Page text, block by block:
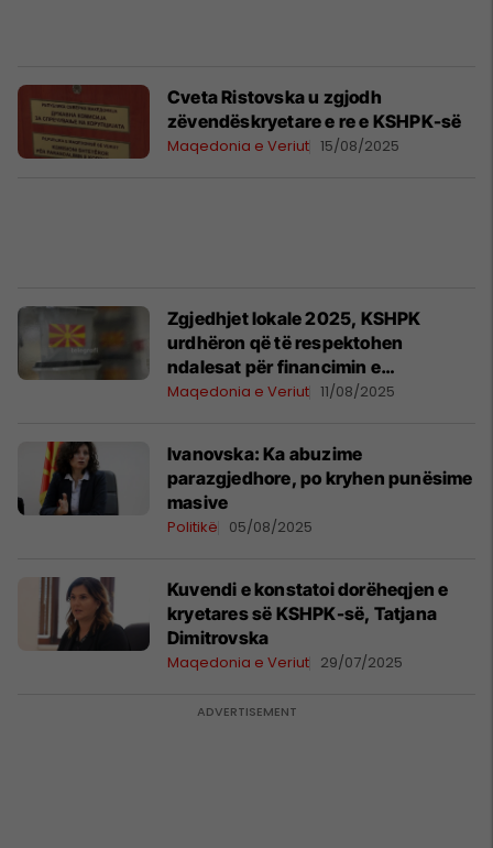
Cveta Ristovska u zgjodh
zëvendëskryetare e re e KSHPK-së
Maqedonia e Veriut 15/08/2025
Zgjedhjet lokale 2025, KSHPK
urdhëron që të respektohen
ndalesat për financimin e
jashtëligjshëm, anonim dhe të
Maqedonia e Veriut 11/08/2025
Ivanovska: Ka abuzime
parazgjedhore, po kryhen punësime
masive
Politikë 05/08/2025
Kuvendi e konstatoi dorëheqjen e
kryetares së KSHPK-së, Tatjana
Dimitrovska
Maqedonia e Veriut 29/07/2025